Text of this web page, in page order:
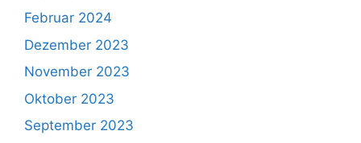
Februar 2024
Dezember 2023
November 2023
Oktober 2023
September 2023